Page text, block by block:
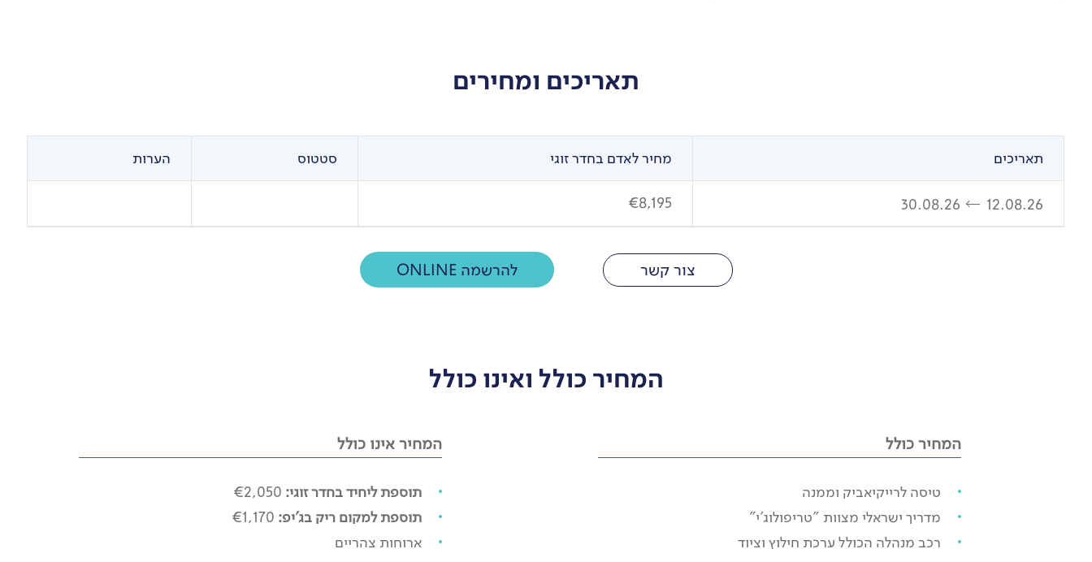
תאריכים ומחירים
תאריכים מחיר לאדם בחדר זוגי סטטוס הערות
12.08.26
30.08.26
€8,195
צור קשר להרשמה ONLINE
המחיר כולל ואינו כולל
המחיר כולל
טיסה לרייקיאביק וממנה
מדריך ישראלי מצוות "טריפולוג'י"
רכב מנהלה הכולל ערכת חילוץ וציוד
המחיר אינו כולל
תוספת ליחיד בחדר זוגי:
תוספת למקום ריק בג'יפ:
ארוחות צהריים